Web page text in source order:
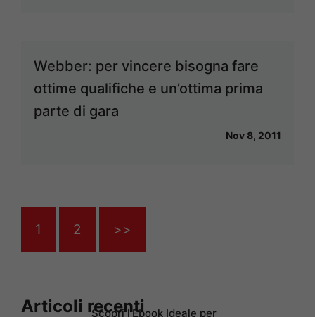
Webber: per vincere bisogna fare
ottime qualifiche e un’ottima prima
parte di gara
Nov 8, 2011
1 2 >>
Articoli recentiScopri l’Ebook Ideale per